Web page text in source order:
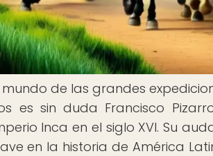
de las grandes
es sin duda Francisco
Inca en el siglo XVI. Su
en la historia de América